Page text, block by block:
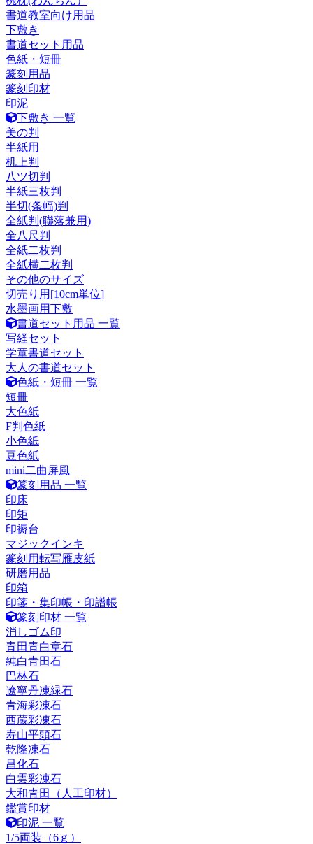
書道教室向け用品
下敷き
書道セット用品
色紙・短冊
篆刻用品
篆刻印材
印泥
下敷き 一覧
美の判
半紙用
机上判
八ツ切判
半紙三枚判
半切(条幅)判
全紙判(聯落兼用)
全八尺判
全紙二枚判
全紙横二枚判
その他のサイズ
切売り用[10cm単位]
水墨画用下敷
書道セット用品 一覧
写経セット
学童書道セット
大人の書道セット
色紙・短冊 一覧
短冊
大色紙
F判色紙
小色紙
豆色紙
mini二曲屏風
篆刻用品 一覧
印床
印矩
印褥台
マジックインキ
篆刻用転写雁皮紙
研磨用品
印箱
印箋・集印帳・印譜帳
篆刻印材 一覧
消しゴム印
青田青白章石
純白青田石
巴林石
遼寧丹凍緑石
青海彩凍石
西蔵彩凍石
寿山平頭石
乾隆凍石
昌化石
白雲彩凍石
大和青田（人工印材）
鑑賞印材
印泥 一覧
1/5両装（6ｇ）